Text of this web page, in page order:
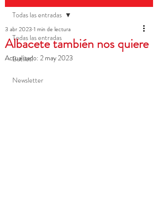
Todas las entradas
Butlletí
Newsletter
Todas las entradas
Albacete también nos quiere
3 abr 2023 1 min de lectura
Actualizado: 2 may 2023